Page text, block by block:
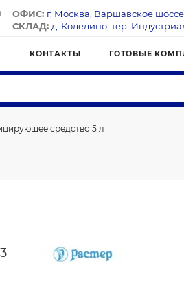
ОФИС: г. Москва, Варшавское
СКЛАД: д. Коледино, тер.
КОНТАКТЫ ГОТОВЫЕ
средство 5 л